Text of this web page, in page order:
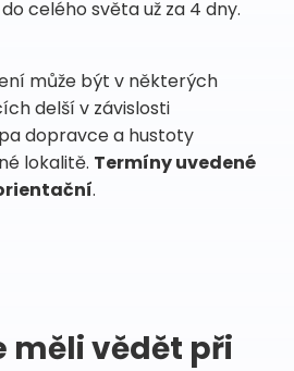
celého světa už za 4 dny.
může být v některých
delší v závislosti
dopravce a hustoty
lokalitě. Termíny uvedené
.
měli vědět při